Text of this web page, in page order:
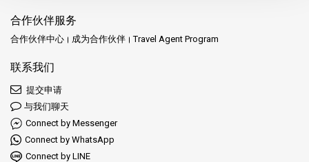
合作伙伴服务
合作伙伴中心 成为合作伙伴 Travel Agent Program
联系我们
提交申请
与我们聊天
Connect by Messenger
Connect by WhatsApp
Connect by LINE